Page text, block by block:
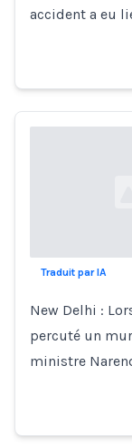
accident a eu
Traduit par IA
New Delhi :
percuté un
ministre